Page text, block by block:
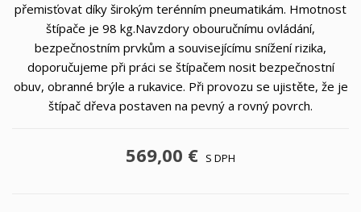
přemisťovat díky širokým terénním pneumatikám. Hmotnost
štípače je 98 kg.Navzdory obouručnímu ovládání,
bezpečnostním prvkům a souvisejícímu snížení rizika,
doporučujeme při práci se štípačem nosit bezpečnostní
obuv, obranné brýle a rukavice. Při provozu se ujistěte, že je
štípač dřeva postaven na pevný a rovný povrch.
569,00 € S DPH